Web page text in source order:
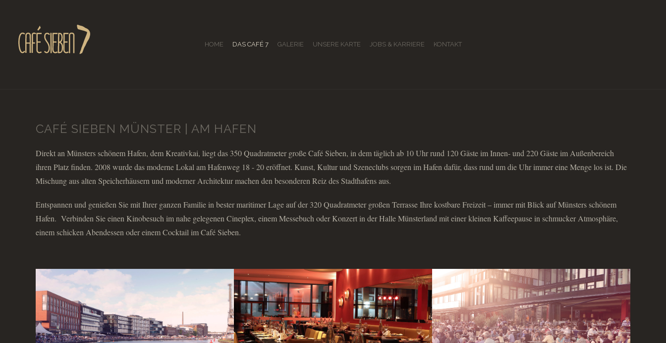
HOME DAS CAFÉ 7 GALERIE UNSERE KARTE JOBS & KARRIERE KONTAKT
CAFÉ SIEBEN MÜNSTER | AM HAFEN
Direkt an Münsters schönem Hafen, dem Kreativkai, liegt das 350 Quadratmeter große Café Sieben, in dem täglich ab 10 Uhr rund 120 Gäste im Innen- und 220 Gäste im Außenbereich
ihren Platz finden. 2008 wurde das moderne Lokal am Hafenweg 18 - 20 eröffnet. Kunst, Kultur und Szeneclubs sorgen im Hafen dafür, dass rund um die Uhr immer eine Menge los ist. Die
Mischung aus alten Speicherhäusern und moderner Architektur machen den besonderen Reiz des Stadthafens aus.
Entspannen und genießen Sie mit Ihrer ganzen Familie in bester maritimer Lage auf der 320 Quadratmeter großen Terrasse Ihre kostbare Freizeit – immer mit Blick auf Münsters schönem
Hafen. Verbinden Sie einen Kinobesuch im nahe gelegenen Cineplex, einem Messebuch oder Konzert in der Halle Münsterland mit einer kleinen Kaffeepause in schmucker Atmosphäre,
einem schicken Abendessen oder einem Cocktail im Café Sieben.